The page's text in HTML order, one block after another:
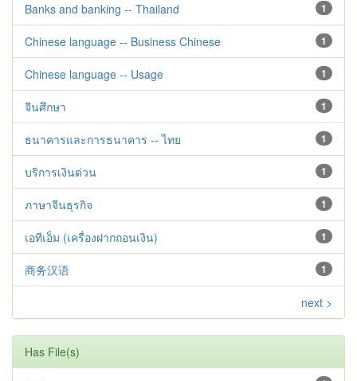
1
Banks and banking -- Thailand
1
Chinese language -- Business Chinese
1
Chinese language -- Usage
1
จีนศึกษา
1
ธนาคารและการธนาคาร -- ไทย
1
บริการเงินด่วน
1
ภาษาจีนธุรกิจ
1
เอทีเอ็ม (เครื่องฝากถอนเงิน)
1
商务汉语
next >
Has File(s)